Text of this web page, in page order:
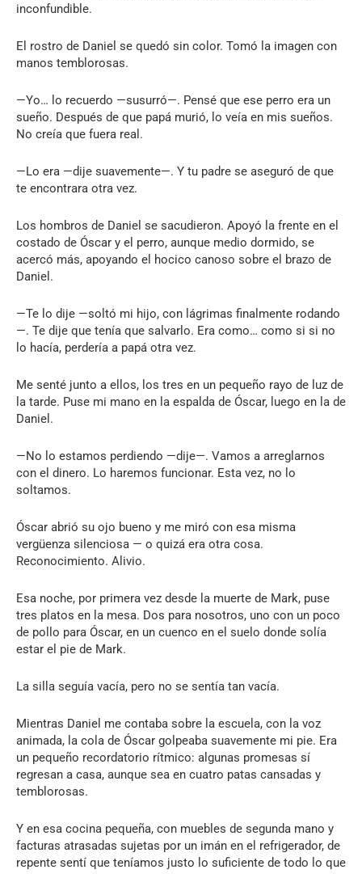
inconfundible.
El rostro de Daniel se quedó sin color. Tomó la imagen con
manos temblorosas.
—Yo… lo recuerdo —susurró—. Pensé que ese perro era un
sueño. Después de que papá murió, lo veía en mis sueños.
No creía que fuera real.
—Lo era —dije suavemente—. Y tu padre se aseguró de que
te encontrara otra vez.
Los hombros de Daniel se sacudieron. Apoyó la frente en el
costado de Óscar y el perro, aunque medio dormido, se
acercó más, apoyando el hocico canoso sobre el brazo de
Daniel.
—Te lo dije —soltó mi hijo, con lágrimas finalmente rodando
—. Te dije que tenía que salvarlo. Era como… como si si no
lo hacía, perdería a papá otra vez.
Me senté junto a ellos, los tres en un pequeño rayo de luz de
la tarde. Puse mi mano en la espalda de Óscar, luego en la de
Daniel.
—No lo estamos perdiendo —dije—. Vamos a arreglarnos
con el dinero. Lo haremos funcionar. Esta vez, no lo
soltamos.
Óscar abrió su ojo bueno y me miró con esa misma
vergüenza silenciosa — o quizá era otra cosa.
Reconocimiento. Alivio.
Esa noche, por primera vez desde la muerte de Mark, puse
tres platos en la mesa. Dos para nosotros, uno con un poco
de pollo para Óscar, en un cuenco en el suelo donde solía
estar el pie de Mark.
La silla seguía vacía, pero no se sentía tan vacía.
Mientras Daniel me contaba sobre la escuela, con la voz
animada, la cola de Óscar golpeaba suavemente mi pie. Era
un pequeño recordatorio rítmico: algunas promesas sí
regresan a casa, aunque sea en cuatro patas cansadas y
temblorosas.
Y en esa cocina pequeña, con muebles de segunda mano y
facturas atrasadas sujetas por un imán en el refrigerador, de
repente sentí que teníamos justo lo suficiente de todo lo que